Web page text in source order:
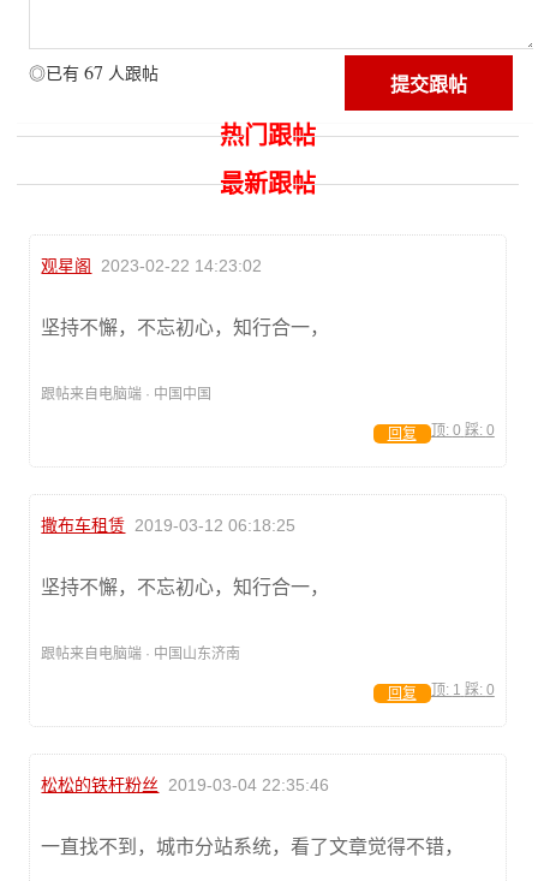
◎已有 67 人跟帖
热门跟帖
最新跟帖
观星阁 2023-02-22 14:23:02
坚持不懈，不忘初心，知行合一，
跟帖来自电脑端 · 中国中国
顶: 0 踩: 0
回复
撒布车租赁 2019-03-12 06:18:25
坚持不懈，不忘初心，知行合一，
跟帖来自电脑端 · 中国山东济南
顶: 1 踩: 0
回复
松松的铁杆粉丝 2019-03-04 22:35:46
一直找不到，城市分站系统，看了文章觉得不错，